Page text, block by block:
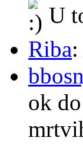
U
Riba
ok